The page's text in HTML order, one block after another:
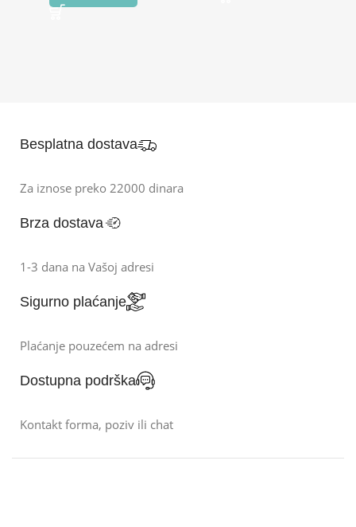
Besplatna dostava
Za iznose preko 22000 dinara
Brza dostava
1-3 dana na Vašoj adresi
Sigurno plaćanje
Plaćanje pouzećem na adresi
Dostupna podrška
Kontakt forma, poziv ili chat